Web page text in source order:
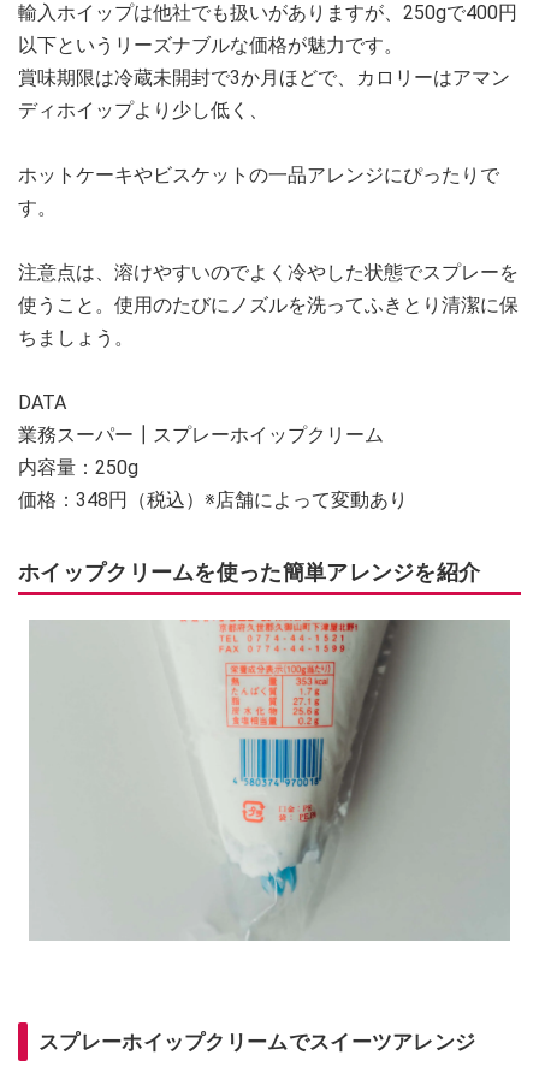
輸入ホイップは他社でも扱いがありますが、250gで400円
以下というリーズナブルな価格が魅力です。
賞味期限は冷蔵未開封で3か月ほどで、カロリーはアマン
ディホイップより少し低く、
ホットケーキやビスケットの一品アレンジにぴったりで
す。
注意点は、溶けやすいのでよく冷やした状態でスプレーを
使うこと。使用のたびにノズルを洗ってふきとり清潔に保
ちましょう。
DATA
業務スーパー┃スプレーホイップクリーム
内容量：250g
価格：348円（税込）※店舗によって変動あり
ホイップクリームを使った簡単アレンジを紹介
スプレーホイップクリームでスイーツアレンジ